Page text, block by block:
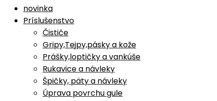
novinka
Príslušenstvo
Čističe
Gripy,Tejpy,pásky a kože
Prášky,loptičky a vankúše
Rukavice a návleky
Špičky, päty a návleky
Úprava povrchu gule